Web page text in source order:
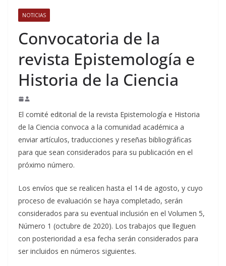
NOTICIAS
Convocatoria de la
revista Epistemología e
Historia de la Ciencia
El comité editorial de la revista Epistemología e Historia
de la Ciencia convoca a la comunidad académica a
enviar artículos, traducciones y reseñas bibliográficas
para que sean considerados para su publicación en el
próximo número.
Los envíos que se realicen hasta el 14 de agosto, y cuyo
proceso de evaluación se haya completado, serán
considerados para su eventual inclusión en el Volumen 5,
Número 1 (octubre de 2020). Los trabajos que lleguen
con posterioridad a esa fecha serán considerados para
ser incluidos en números siguientes.